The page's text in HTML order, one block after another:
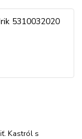
Kastról s